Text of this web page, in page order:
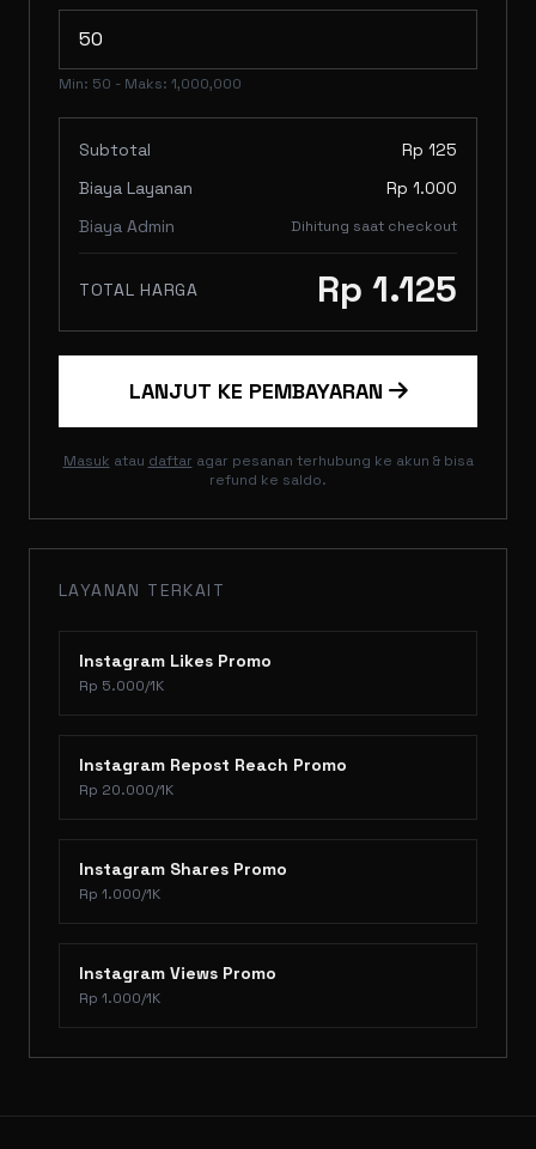
Min: 50 - Maks: 1,000,000
Subtotal
Rp 125
Biaya Layanan
Rp 1.000
Biaya Admin
Dihitung saat checkout
TOTAL HARGA Rp 1.125
LANJUT KE PEMBAYARAN
Masuk atau daftar agar pesanan terhubung ke akun & bisa
refund ke saldo.
LAYANAN TERKAIT
Instagram Likes Promo
Rp 5.000/1K
Instagram Repost Reach Promo
Rp 20.000/1K
Instagram Shares Promo
Rp 1.000/1K
Instagram Views Promo
Rp 1.000/1K